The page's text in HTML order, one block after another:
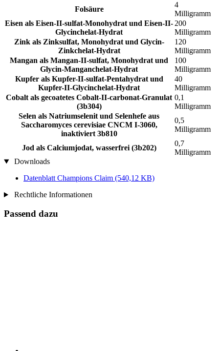
Folsäure
4
Milligramm
Eisen als Eisen-II-sulfat-Monohydrat und Eisen-II-
Glycinchelat-Hydrat
200
Milligramm
Zink als Zinksulfat, Monohydrat und Glycin-
Zinkchelat-Hydrat
120
Milligramm
Mangan als Mangan-II-sulfat, Monohydrat und
Glycin-Manganchelat-Hydrat
100
Milligramm
Kupfer als Kupfer-II-sulfat-Pentahydrat und
Kupfer-II-Glycinchelat-Hydrat
40
Milligramm
Cobalt als gecoatetes Cobalt-II-carbonat-Granulat
(3b304)
0,1
Milligramm
Selen als Natriumselenit und Selenhefe aus
Saccharomyces cerevisiae CNCM I-3060,
inaktiviert 3b810
0,5
Milligramm
Jod als Calciumjodat, wasserfrei (3b202)
0,7
Milligramm
Downloads
Datenblatt Champions Claim (540,12 KB)
Rechtliche Informationen
Passend dazu